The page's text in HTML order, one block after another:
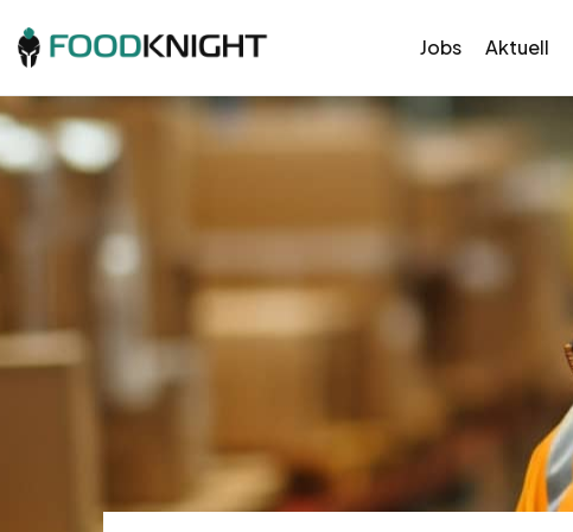
Jobs Aktuell